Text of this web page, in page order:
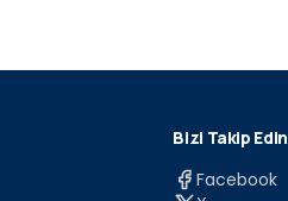
Bizi Takip Edin
Facebook